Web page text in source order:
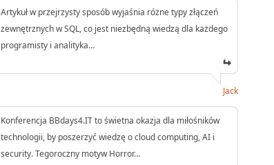
Artykuł w przejrzysty sposób wyjaśnia różne typy złączeń
zewnętrznych w SQL, co jest niezbędną wiedzą dla każdego
programisty i analityka…
Jack
Konferencja BBdays4.IT to świetna okazja dla miłośników
technologii, by poszerzyć wiedzę o cloud computing, AI i
security. Tegoroczny motyw Horror…